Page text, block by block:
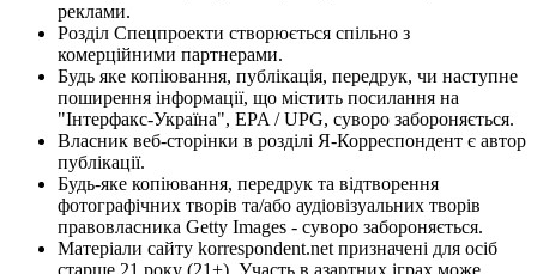
реклами.
Розділ Спецпроекти створюється спільно з
комерційними партнерами.
Будь яке копіювання, публікація, передрук, чи наступне
поширення інформації, що містить посилання на
"Інтерфакс-Україна", EPA / UPG, суворо забороняється.
Власник веб-сторінки в розділі Я-Корреспондент є автор
публікації.
Будь-яке копіювання, передрук та відтворення
фотографічних творів та/або аудіовізуальних творів
правовласника Getty Images - суворо забороняється.
Матеріали сайту korrespondent.net призначені для осіб